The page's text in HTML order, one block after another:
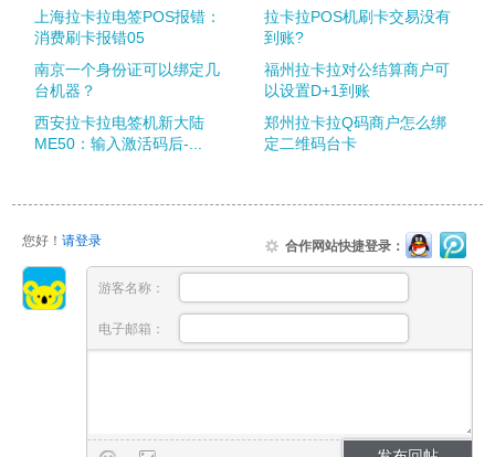
上海拉卡拉电签POS报错：
消费刷卡报错05
拉卡拉POS机刷卡交易没有
到账?
南京一个身份证可以绑定几
台机器？
福州拉卡拉对公结算商户可
以设置D+1到账
西安拉卡拉电签机新大陆
ME50：输入激活码后-...
郑州拉卡拉Q码商户怎么绑
定二维码台卡
您好！ 请登录 合作网站快捷登录：
游客名称：
电子邮箱：